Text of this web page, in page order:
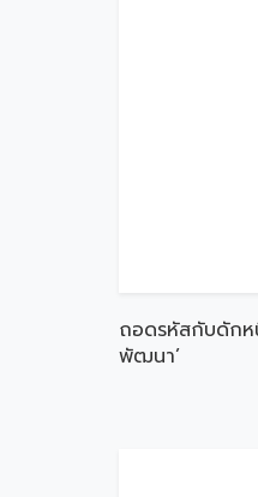
ถอดรหัสกับดักห
พัฒนา’